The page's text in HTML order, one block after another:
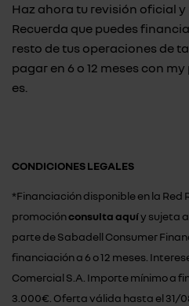
Haz ahora tu revisión oficial
Recuerda que puedes
resto de tus operaciones de
pagar en 6 o 12 meses con
es.
CONDICIONES LEGALES
*Financiación disponible en la Red
promociónconsulta aquíy sujeta
parte de Sabadell Consumer
financiación a 6 o 12 meses.
Comercial S.A. Importe mínimo a
3.000€. Oferta válida hasta el 31/